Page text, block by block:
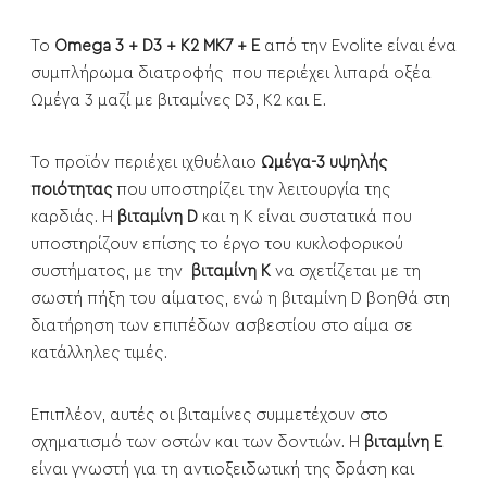
Το Omega 3 + D3 + K2 MK7 + E από την Evolite είναι ένα
συμπλήρωμα διατροφής που περιέχει λιπαρά οξέα
Ωμέγα 3 μαζί με βιταμίνες D3, K2 και E.
Το προϊόν περιέχει ιχθυέλαιο Ωμέγα-3 υψηλής
ποιότηταςπου υποστηρίζει την λειτουργία της
καρδιάς. Η βιταμίνη D και η K είναι συστατικά που
υποστηρίζουν επίσης το έργο του κυκλοφορικού
συστήματος, με την
βιταμίνη Κ να σχετίζεται με τη
σωστή πήξη του αίματος, ενώ η βιταμίνη D βοηθά στη
διατήρηση των επιπέδων ασβεστίου στο αίμα σε
κατάλληλες τιμές.
Επιπλέον, αυτές οι βιταμίνες συμμετέχουν στο
σχηματισμό των οστών και των δοντιών. Η βιταμίνη Ε
είναι γνωστή για τη αντιοξειδωτική της δράση και